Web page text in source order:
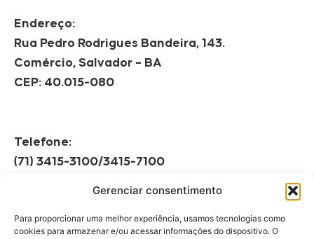
Gerenciar consentimento
Para proporcionar uma melhor experiência, usamos tecnologias como
cookies para armazenar e/ou acessar informações do dispositivo. O
Endereço:
Rua Pedro Rodrigues Bandeira, 143.
Comércio, Salvador – BA
CEP: 40.015-080
Telefone:
(71) 3415-3100/3415-7100
Horário de Funcionamento:
08h às 12h | 13h às 17h